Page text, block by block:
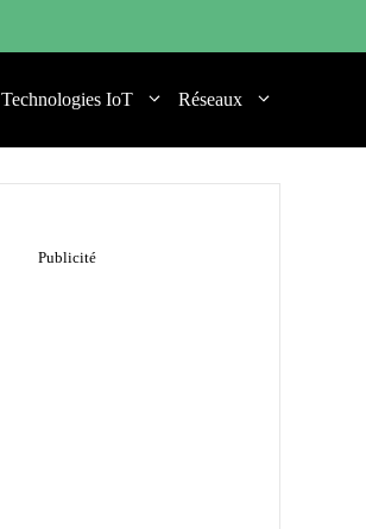
Technologies IoT Réseaux